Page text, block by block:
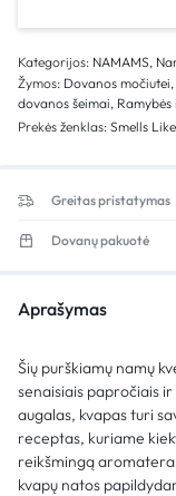
Kategorijos: NAMAMS,
Žymos: Dovanos močiutei,
dovanos šeimai,
Prekės ženklas: Smells
Greitas pristatymas
Dovanų pakuotė
Aprašymas
Šių purškiamų namų
senaisiais papročiais
augalas, kvapas turi
receptas, kuriame
reikšmingą
kvapų natos